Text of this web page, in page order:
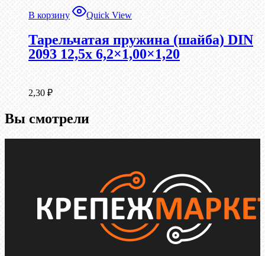
В корзину Quick View
Тарельчатая пружина (шайба) DIN
2093 12,5x 6,2×1,00×1,20
2,30 ₽
Вы смотрели